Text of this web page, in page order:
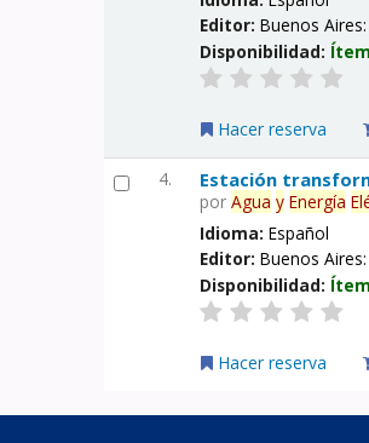
Editor:Buenos
Disponibilidad:
Hacer reserva
4. Estación
porAgua y Energía
Idioma:Español
Editor:Buenos
Disponibilidad:
Hacer reserva